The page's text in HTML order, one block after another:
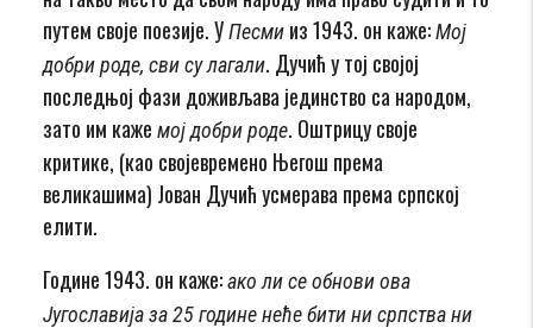
путем своје поезије. УПесми из 1943. он каже:Мој
добри роде, сви су лагали. Дучић у тој својој
последњој фази доживљава јединство са народом,
зато им кажемој добри роде. Оштрицу своје
критике, (као својевремено Његош према
великашима) Јован Дучић усмерава према српској
елити.
Године 1943. он каже:ако ли се обнови ова
Југославија за 25 године неће бити ни српства ни